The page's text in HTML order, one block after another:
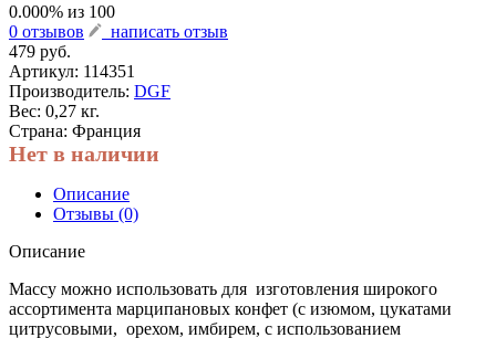
0.000% из 100
0 отзывов
написать отзыв
479 руб.
Артикул: 114351
Производитель: DGF
Вес: 0,27 кг.
Страна: Франция
Нет в наличии
Описание
Отзывы (0)
Описание
Массу можно использовать для изготовления широкого
ассортимента марципановых конфет (с изюмом, цукатами
цитрусовыми, орехом, имбирем, с использованием